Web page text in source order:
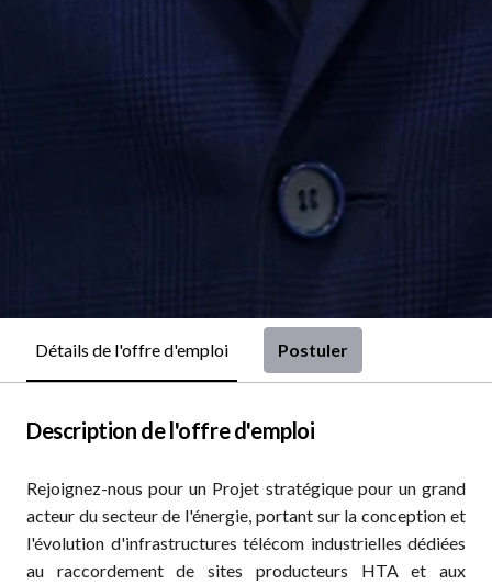
Détails de l'offre d'emploi Postuler
Description de l'offre d'emploi
Rejoignez-nous pour un Projet stratégique pour un grand
acteur du secteur de l'énergie, portant sur la conception et
l'évolution d'infrastructures télécom industrielles dédiées
au raccordement de sites producteurs HTA et aux